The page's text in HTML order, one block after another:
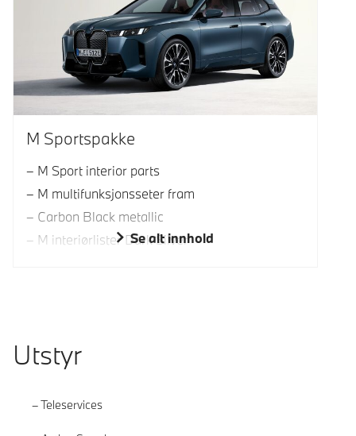
M Sportspakke
M Sport interior parts
M multifunksjonsseter fram
Carbon Black metallic
M interiørlister Dark Silver
Se alt innhold
Utstyr
Teleservices